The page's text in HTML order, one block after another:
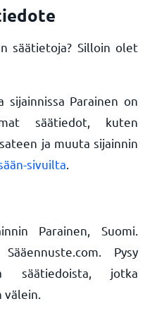
säätietoja? Silloin olet
sijainnissa Parainen on
säätiedot, kuten
ja muuta sijainnin
sivuilta
Parainen, Suomi.
Pysy
säätiedoista, jotka